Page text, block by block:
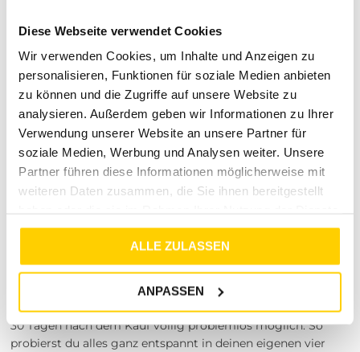
Diese Webseite verwendet Cookies
Wir verwenden Cookies, um Inhalte und Anzeigen zu
personalisieren, Funktionen für soziale Medien anbieten
zu können und die Zugriffe auf unsere Website zu
analysieren. Außerdem geben wir Informationen zu Ihrer
Verwendung unserer Website an unsere Partner für
soziale Medien, Werbung und Analysen weiter. Unsere
Partner führen diese Informationen möglicherweise mit
weiteren Daten zusammen, die Sie ihnen bereitgestellt
gesammelt haben.
ALLE ZULASSEN
ANPASSEN
vertrauensvoller Partner in Sachen Mode ist es unser
oberstes Ziel, dir nicht nur Bekleidung, sondern echte
Lieblingsstücke anzubieten, die deinen Alltag verschönern.
Wir verstehen, dass Onlineshopping manchmal Fragen
aufwirft – und genau deshalb möchten wir dir ein sicheres,
transparentes und rundum perfektes Kauferlebnis bieten.
Sorgenfrei shoppen: Versand,
Service & Garantien
Wir möchten, dass du vollkommen unbesorgt einkaufen
dir dein neues Trendteil rasch und zuverlässig für nur 4,99 €
Versandkosten innerhalb Deutschlands bis an die Haustür.
Nimm dir die Zeit, die du brauchst: Eine unkomplizierte
Rückgabe der Artikel ist für dich innerhalb von großzügigen
30 Tagen nach dem Kauf völlig problemlos möglich. So
probierst du alles ganz entspannt in deinen eigenen vier